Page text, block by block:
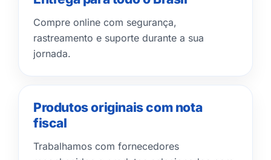
Compre online com segurança,
rastreamento e suporte durante a sua
jornada.
Produtos originais com nota
fiscal
Trabalhamos com fornecedores